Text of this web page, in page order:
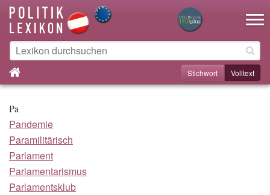
Stichwort Volltext
Pa
Pandemie
Paramilitärisch
Parlament
Parlamentarismus
Parlamentsklub